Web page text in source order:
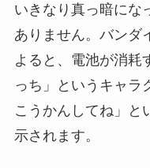
いきなり真っ暗にな
ありません。バンダ
よると、電池が消耗
っち」というキャラ
こうかんしてね」と
示されます。